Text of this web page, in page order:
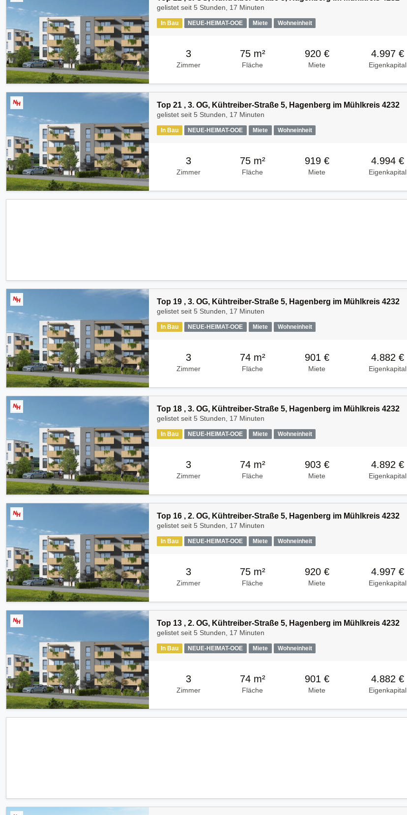
gelistet seit 5 Stunden, 17 Minuten
In Bau NEUE-HEIMAT-OOE Miete Wohneinheit
3
Zimmer
75 m²
Fläche
920 €
Miete
4.997 €
Eigenkapital
Top 21 , 3. OG, Kühtreiber-Straße 5, Hagenberg im Mühlkreis 4232
gelistet seit 5 Stunden, 17 Minuten
In Bau NEUE-HEIMAT-OOE Miete Wohneinheit
3
Zimmer
75 m²
Fläche
919 €
Miete
4.994 €
Eigenkapital
Top 19 , 3. OG, Kühtreiber-Straße 5, Hagenberg im Mühlkreis 4232
gelistet seit 5 Stunden, 17 Minuten
In Bau NEUE-HEIMAT-OOE Miete Wohneinheit
3
Zimmer
74 m²
Fläche
901 €
Miete
4.882 €
Eigenkapital
Top 18 , 3. OG, Kühtreiber-Straße 5, Hagenberg im Mühlkreis 4232
gelistet seit 5 Stunden, 17 Minuten
In Bau NEUE-HEIMAT-OOE Miete Wohneinheit
3
Zimmer
74 m²
Fläche
903 €
Miete
4.892 €
Eigenkapital
Top 16 , 2. OG, Kühtreiber-Straße 5, Hagenberg im Mühlkreis 4232
gelistet seit 5 Stunden, 17 Minuten
In Bau NEUE-HEIMAT-OOE Miete Wohneinheit
3
Zimmer
75 m²
Fläche
920 €
Miete
4.997 €
Eigenkapital
Top 13 , 2. OG, Kühtreiber-Straße 5, Hagenberg im Mühlkreis 4232
gelistet seit 5 Stunden, 17 Minuten
In Bau NEUE-HEIMAT-OOE Miete Wohneinheit
3
Zimmer
74 m²
Fläche
901 €
Miete
4.882 €
Eigenkapital